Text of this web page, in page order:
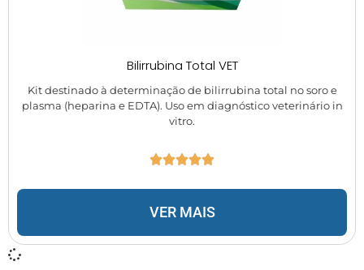
Bilirrubina Total VET
Kit destinado à determinação de bilirrubina total no soro e
plasma (heparina e EDTA). Uso em diagnóstico veterinário in
vitro.
VER MAIS